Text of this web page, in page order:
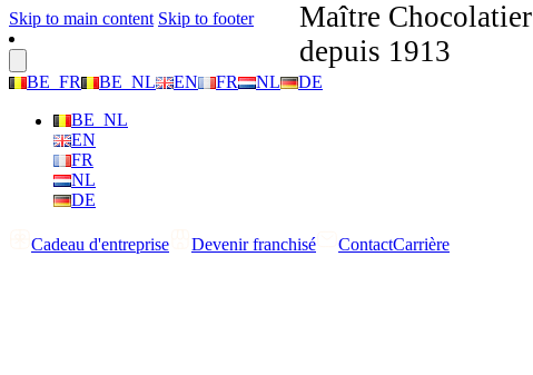
Skip to main content Skip to footer
BE_FR BE_NL EN FR NL
DE
BE_NL
EN
FR
NL
DE
Cadeau d'entreprise Devenir franchisé ContactCarrière
Maître Chocolatier
depuis 1913